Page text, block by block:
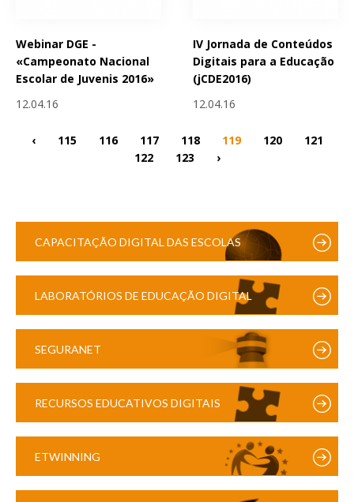
Webinar DGE -
«Campeonato Nacional
Escolar de Juvenis 2016»
12.04.16
IV Jornada de Conteúdos
Digitais para a Educação
(jCDE2016)
12.04.16
‹ 115 116 117 118 119 120
121
122
123 ›
CAPACITAÇÃO DIGITAL DAS ESCOLAS
LABORATÓRIOS DE EDUCAÇÃO DIGITAL
SEGURANET
RECURSOS EDUCATIVOS DIGITAIS
ETWINNING